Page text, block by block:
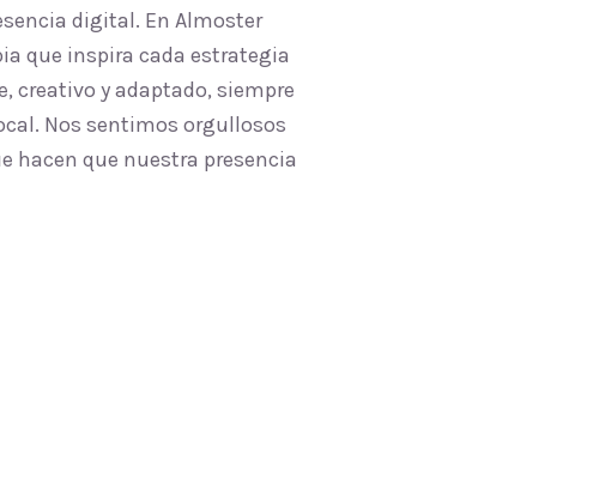
digital. En Almoster
que inspira cada estrategia
creativo y adaptado, siempre
Nos sentimos orgullosos
hacen que nuestra presencia